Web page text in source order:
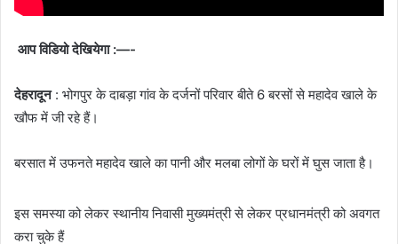
आप विडियो देखियेगा :—-
देहरादून: भोगपुर के दाबड़ा गांव के दर्जनों परिवार बीते 6 बरसों से महादेव खाले के
खौफ में जी रहे हैं।
बरसात में उफनते महादेव खाले का पानी और मलबा लोगों के घरों में घुस जाता है।
इस समस्या को लेकर स्थानीय निवासी मुख्यमंत्री से लेकर प्रधानमंत्री को अवगत
करा चुके हैं